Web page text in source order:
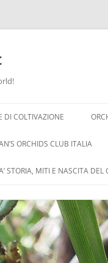
DI COLTIVAZIONE
ORCHIDS CLUB ITALIA
STORIA, MITI E NASCITA DEL